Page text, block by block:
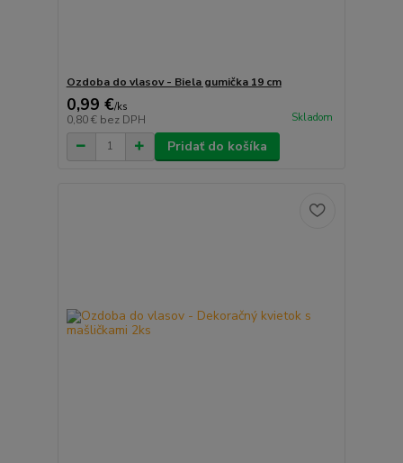
Ozdoba do vlasov - Biela gumička 19 cm
0,99 €/ks
0,80 € bez DPH Skladom
Pridať do košíka